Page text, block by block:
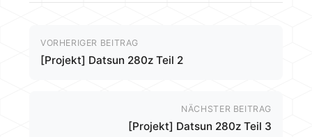
VORHERIGER BEITRAG
[Projekt] Datsun 280z Teil 2
NÄCHSTER BEITRAG
[Projekt] Datsun 280z Teil 3